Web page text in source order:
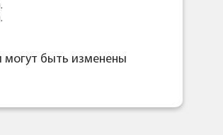
могут быть изменены